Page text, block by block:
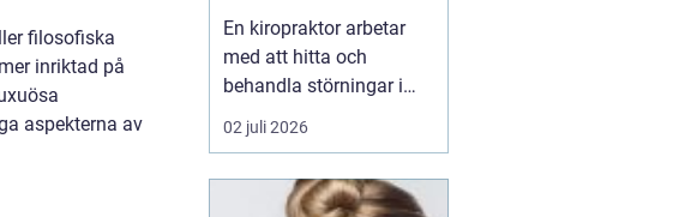
filosofiska
inriktad på
aspekterna av
tillbaka
En kiropraktor arbetar
med att hitta och
behandla störningar i
kroppens leder, muskler
och nervsystem. Målet
smärta, bättre rörlighet
02 juli 2026